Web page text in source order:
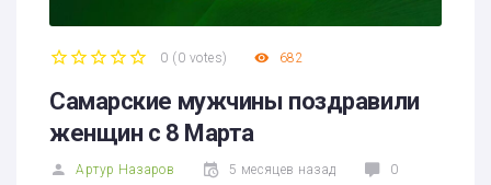
0 (0 votes) 682
Самарские мужчины поздравили
женщин с 8 Марта
Артур Назаров 5 месяцев назад 0